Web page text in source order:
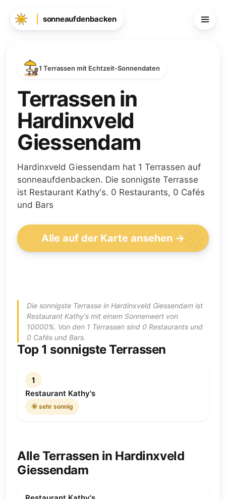
sonneaufdenbacken
1 Terrassen mit Echtzeit-Sonnendaten
Terrassen in
Hardinxveld
Giessendam
Hardinxveld Giessendam hat 1 Terrassen auf
sonneaufdenbacken. Die sonnigste Terrasse
ist Restaurant Kathy's. 0 Restaurants, 0 Cafés
und Bars
Alle auf der Karte ansehen →
Die sonnigste Terrasse in Hardinxveld Giessendam ist
Restaurant Kathy's mit einem Sonnenwert von
10000%. Von den 1 Terrassen sind 0 Restaurants und
0 Cafés und Bars.
Top 1 sonnigste Terrassen
1
Restaurant Kathy's
🌞 sehr sonnig
Alle Terrassen in Hardinxveld
Giessendam